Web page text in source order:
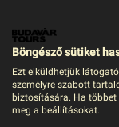
Böngésző sütiket
Ezt elküldhetjük
személyre szabott
biztosítására. Ha
meg a beállításokat.